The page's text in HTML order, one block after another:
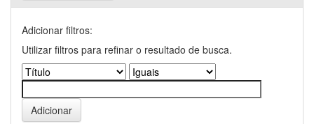
Adicionar filtros:
Utilizar filtros para refinar o resultado de busca.